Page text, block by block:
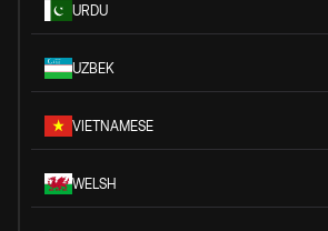
URDU
UZBEK
VIETNAMESE
WELSH